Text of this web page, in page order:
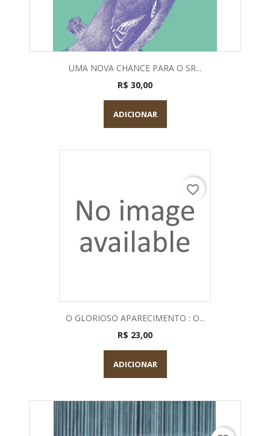
UMA NOVA CHANCE PARA O SR...
R$ 30,00
ADICIONAR
O GLORIOSO APARECIMENTO : O...
R$ 23,00
ADICIONAR
favorite_border